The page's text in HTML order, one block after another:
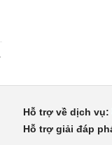
Hỗ trợ về dịch vụ:
Hỗ trợ giải đáp